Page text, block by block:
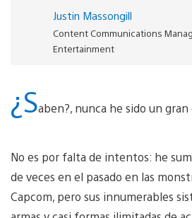
Justin Massongill
Content Communications
Entertainment
¿Saben?, nunca he sido un gran
No es por falta de intentos: he
de veces en el pasado en las
Capcom, pero sus innumerables